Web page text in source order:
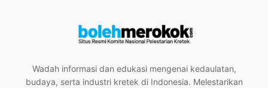
Wadah informasi dan edukasi mengenai kedaulatan,
budaya, serta industri kretek di Indonesia. Melestarikan